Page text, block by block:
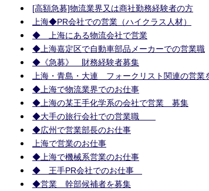
[高額急募]物流業界又は商社勤務経験者の方
上海◆PR会社での営業（ハイクラス人材）
◆ 上海にある物流会社で営業
◆上海嘉定区で自動車部品メーカーでの営業職
◆《急募》 財務経験者募集
上海・青島・大連 フォークリスト関連の営業
◆上海で物流業界でのお仕事
◆上海の某王手化学系の会社で営業 募集
◆大手の旅行会社での営業職
◆広州で営業部長のお仕事
上海で営業のお仕事
◆上海で機械系営業のお仕事
◆ 王手PR会社でのお仕事
◆営業 幹部候補者を募集